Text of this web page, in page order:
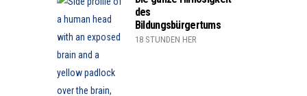
des
Bildungsbürgertums
18 STUNDEN HER